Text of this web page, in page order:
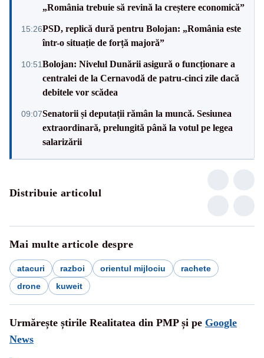
„România trebuie să revină la creștere economică”
15:26PSD, replică dură pentru Bolojan: „România este
într-o situație de forță majoră”
10:51Bolojan: Nivelul Dunării asigură o funcționare a
centralei de la Cernavodă de patru-cinci zile dacă
debitele vor scădea
09:07Senatorii și deputații rămân la muncă. Sesiunea
extraordinară, prelungită până la votul pe legea
salarizării
Distribuie articolul
Mai multe articole despre
atacuri razboi orientul mijlociu
rachete
drone
kuweit
Urmărește știrile Realitatea din PMP și pe Google
News